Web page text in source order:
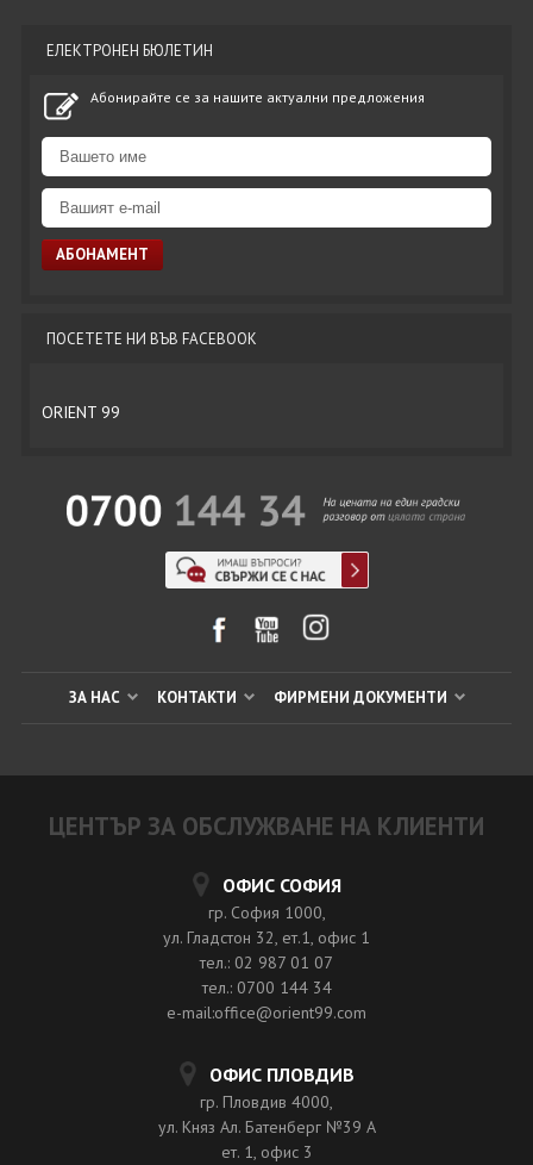
ЕЛЕКТРОНЕН БЮЛЕТИН
Абонирайте се за нашите актуални предложения
ПОСЕТЕТЕ НИ ВЪВ FACEBOOK
ORIENT 99
ЗА НАС КОНТАКТИ ФИРМЕНИ ДОКУМЕНТИ
ЦЕНТЪР ЗА ОБСЛУЖВАНЕ НА КЛИЕНТИ
ОФИС СОФИЯ
гр. София 1000,
ул. Гладстон 32, ет.1, офис 1
тел.: 02 987 01 07
тел.: 0700 144 34
e-mail:office@orient99.com
ОФИС ПЛОВДИВ
гр. Пловдив 4000,
ул. Княз Ал. Батенберг №39 A
ет. 1, офис 3